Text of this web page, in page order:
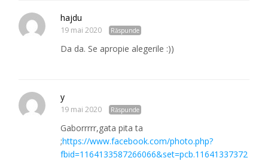
hajdu
19 mai 2020 Răspunde
Da da. Se apropie alegerile :))
y
19 mai 2020 Răspunde
Gaborrrrr,gata pita ta
;https://www.facebook.com/photo.php?
fbid=1164133587266066&set=pcb.11641337372